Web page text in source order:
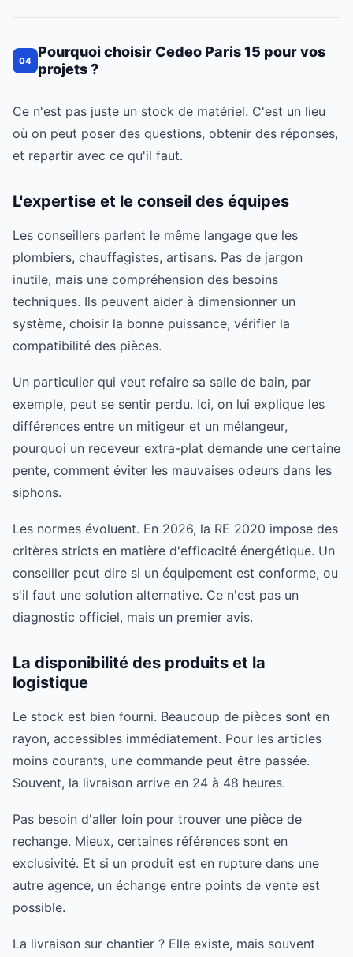
04
Pourquoi choisir Cedeo Paris 15 pour vos
projets ?
Ce n'est pas juste un stock de matériel. C'est un lieu
où on peut poser des questions, obtenir des réponses,
et repartir avec ce qu'il faut.
L'expertise et le conseil des équipes
Les conseillers parlent le même langage que les
plombiers, chauffagistes, artisans. Pas de jargon
inutile, mais une compréhension des besoins
techniques. Ils peuvent aider à dimensionner un
système, choisir la bonne puissance, vérifier la
compatibilité des pièces.
Un particulier qui veut refaire sa salle de bain, par
exemple, peut se sentir perdu. Ici, on lui explique les
différences entre un mitigeur et un mélangeur,
pourquoi un receveur extra-plat demande une certaine
pente, comment éviter les mauvaises odeurs dans les
siphons.
Les normes évoluent. En 2026, la RE 2020 impose des
critères stricts en matière d'efficacité énergétique. Un
conseiller peut dire si un équipement est conforme, ou
s'il faut une solution alternative. Ce n'est pas un
diagnostic officiel, mais un premier avis.
La disponibilité des produits et la
logistique
Le stock est bien fourni. Beaucoup de pièces sont en
rayon, accessibles immédiatement. Pour les articles
moins courants, une commande peut être passée.
Souvent, la livraison arrive en 24 à 48 heures.
Pas besoin d'aller loin pour trouver une pièce de
rechange. Mieux, certaines références sont en
exclusivité. Et si un produit est en rupture dans une
autre agence, un échange entre points de vente est
possible.
La livraison sur chantier ? Elle existe, mais souvent